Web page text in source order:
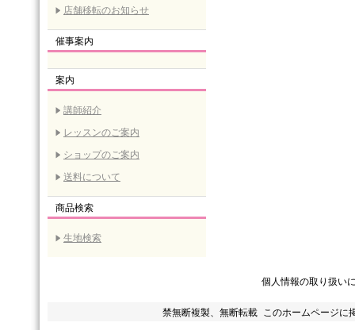
店舗移転のお知らせ
催事案内
案内
講師紹介
レッスンのご案内
ショップのご案内
送料について
商品検索
生地検索
個人情報の取り扱い
禁無断複製、無断転載 このホームページに